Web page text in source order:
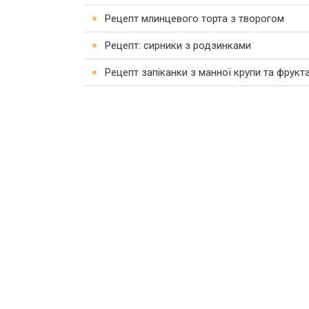
Рецепт млинцевого торта з творогом
Рецепт: сирники з родзинками
Рецепт запіканки з манної крупи та